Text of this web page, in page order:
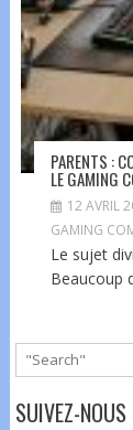
PARENTS :
LE GAMING
12 AVRIL
GAMING
Le sujet
Beaucoup
SUIVEZ-NOUS